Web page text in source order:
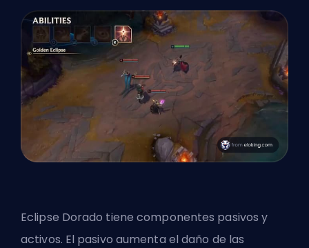
Eclipse Dorado tiene componentes pasivos y
activos. El pasivo aumenta el daño de las